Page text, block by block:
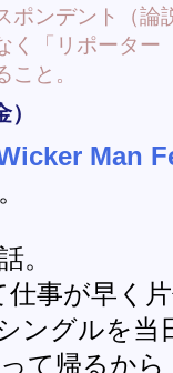
ンデント（論
く「リポーター
こと。
Man
。
仕事が早く
ングルを当
て帰るか